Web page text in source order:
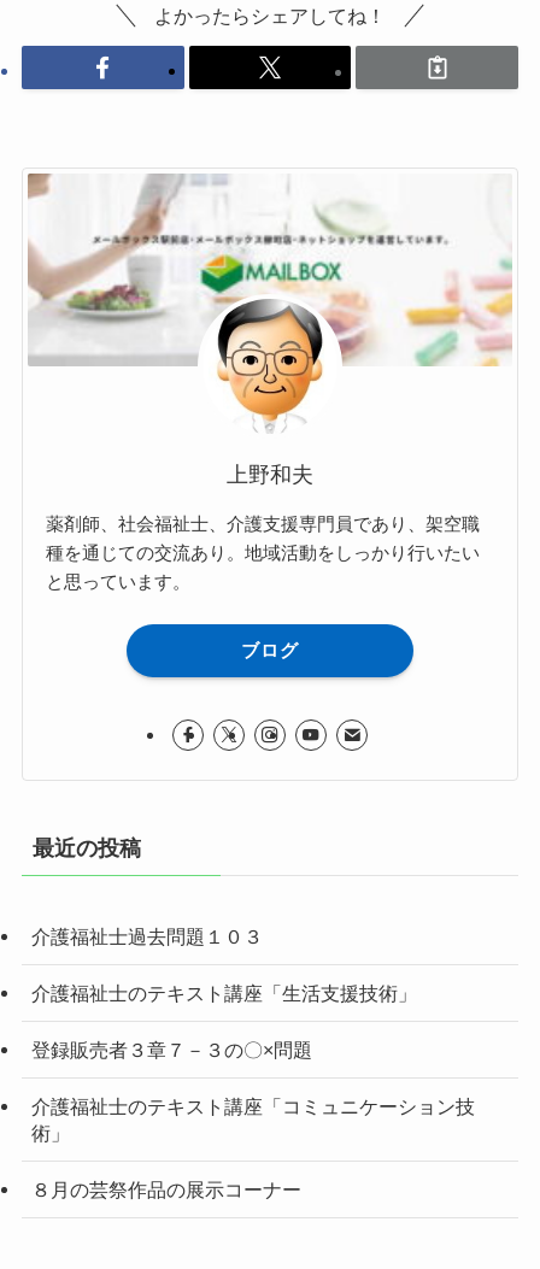
よかったらシェアしてね！
上野和夫
薬剤師、社会福祉士、介護支援専門員であり、架空職
種を通じての交流あり。地域活動をしっかり行いたい
と思っています。
ブログ
最近の投稿
介護福祉士過去問題１０３
介護福祉士のテキスト講座「生活支援技術」
登録販売者３章７－３の〇×問題
介護福祉士のテキスト講座「コミュニケーション技
術」
８月の芸祭作品の展示コーナー